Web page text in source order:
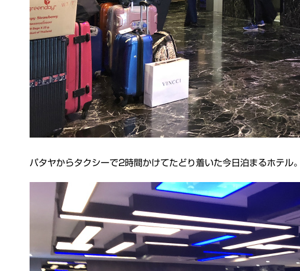
パタヤからタクシーで2時間かけてたどり着いた今日泊まるホテル。